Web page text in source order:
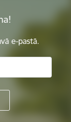
e-pastā.